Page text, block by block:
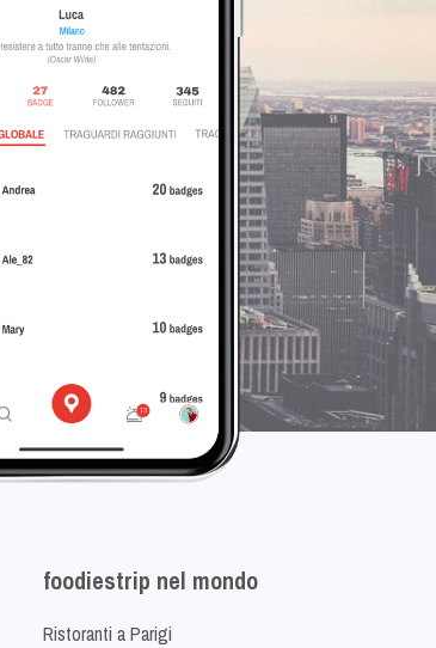
foodiestrip nel mondo
Ristoranti a Parigi